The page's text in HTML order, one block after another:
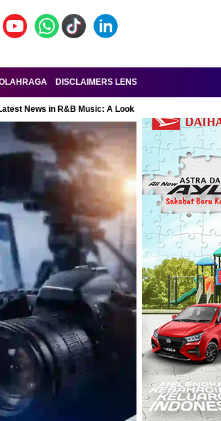
DISCLAIMERS LENSA-RAKYAT.COM
News in R&B Music: A Look at Super Bowl